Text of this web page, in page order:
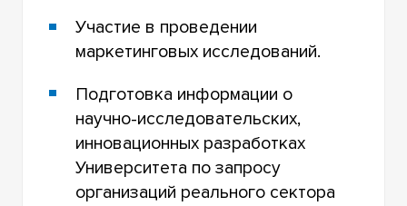
Участие в проведении
маркетинговых исследований.
Подготовка информации о
научно-исследовательских,
инновационных разработках
Университета по запросу
организаций реального сектора